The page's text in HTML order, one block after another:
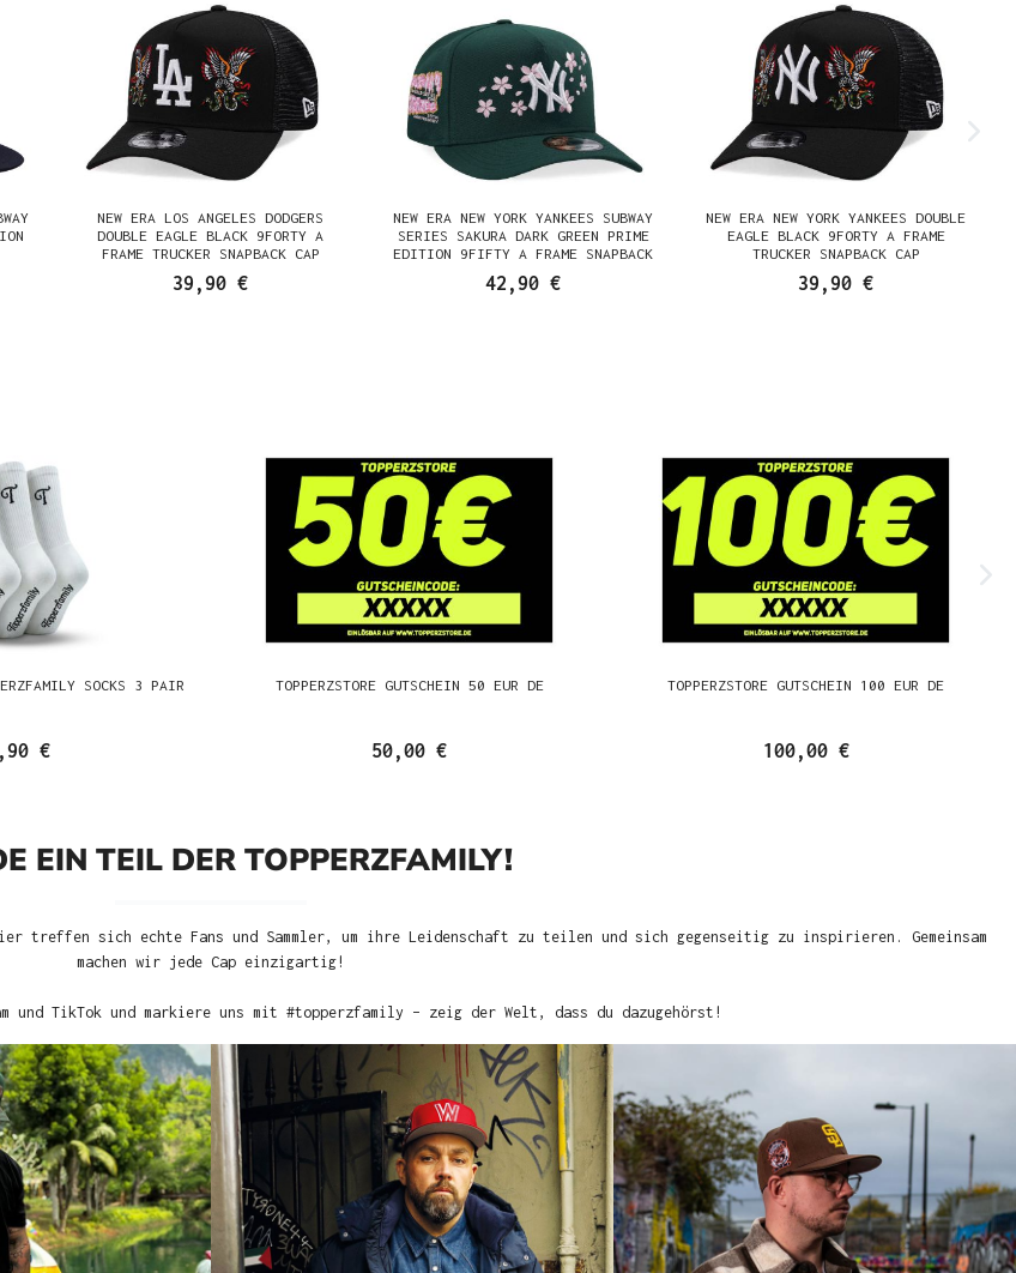
NEW ERA LOS ANGELES DODGERS
DOUBLE EAGLE BLACK 9FORTY A
FRAME TRUCKER SNAPBACK CAP
39,90 €
NEW ERA NEW YORK YANKEES SUBWAY
SERIES SAKURA DARK GREEN PRIME
EDITION 9FIFTY A FRAME SNAPBACK
CAP
42,90 €
NEW ERA NEW YORK YANKEES DOUBLE
EAGLE BLACK 9FORTY A FRAME
TRUCKER SNAPBACK CAP
39,90 €
SOCKS 3 PAIR
€
TOPPERZSTORE GUTSCHEIN 50 EUR DE
50,00 €
TOPPERZSTORE GUTSCHEIN 100 EUR DE
100,00 €
EIN TEIL DER TOPPERZFAMILY!
treffen sich echte Fans und Sammler, um ihre Leidenschaft zu teilen und sich gegenseitig zu inspirieren. Gemeinsam
machen wir jede Cap einzigartig!
und TikTok und markiere uns mit #topperzfamily – zeig der Welt, dass du dazugehörst!